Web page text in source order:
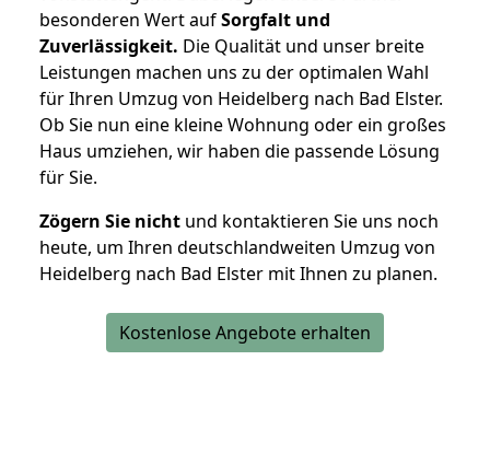
besonderen Wert aufSorgfalt und
Zuverlässigkeit. Die Qualität und unser breite
Leistungen machen uns zu der optimalen Wahl
für Ihren Umzug von Heidelberg nach Bad Elster.
Ob Sie nun eine kleine Wohnung oder ein großes
Haus umziehen, wir haben die passende Lösung
für Sie.
Zögern Sie nicht und kontaktieren Sie uns noch
heute, um Ihren deutschlandweiten Umzug von
Heidelberg nach Bad Elster mit Ihnen zu planen.
Kostenlose Angebote erhalten